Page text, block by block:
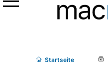
Menü
Startseite